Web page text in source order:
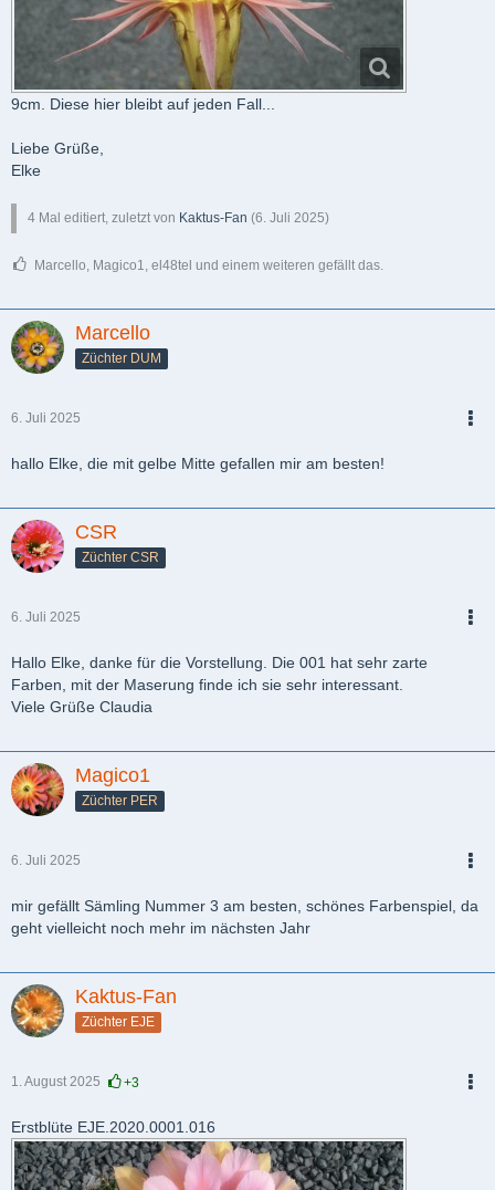
9cm. Diese hier bleibt auf jeden Fall...
Liebe Grüße,
Elke
4 Mal editiert, zuletzt von Kaktus-Fan (6. Juli 2025)
Marcello, Magico1, el48tel und einem weiteren gefällt das.
Marcello
Züchter DUM
6. Juli 2025
hallo Elke, die mit gelbe Mitte gefallen mir am besten!
CSR
Züchter CSR
6. Juli 2025
Hallo Elke, danke für die Vorstellung. Die 001 hat sehr zarte
Farben, mit der Maserung finde ich sie sehr interessant.
Viele Grüße Claudia
Magico1
Züchter PER
6. Juli 2025
mir gefällt Sämling Nummer 3 am besten, schönes Farbenspiel, da
geht vielleicht noch mehr im nächsten Jahr
Kaktus-Fan
Züchter EJE
1. August 2025 +3
Erstblüte EJE.2020.0001.016